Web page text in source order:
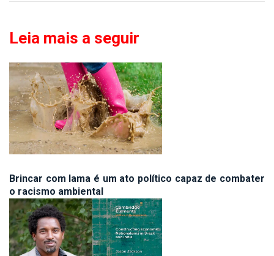
Leia mais a seguir
Brincar com lama é um ato político capaz de combater
o racismo ambiental